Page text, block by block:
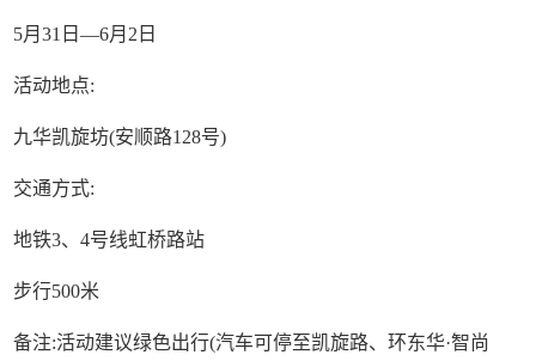
5月31日—6月2日
活动地点:
九华凯旋坊(安顺路128号)
交通方式:
地铁3、4号线虹桥路站
步行500米
备注:活动建议绿色出行(汽车可停至凯旋路、环东华·智尚